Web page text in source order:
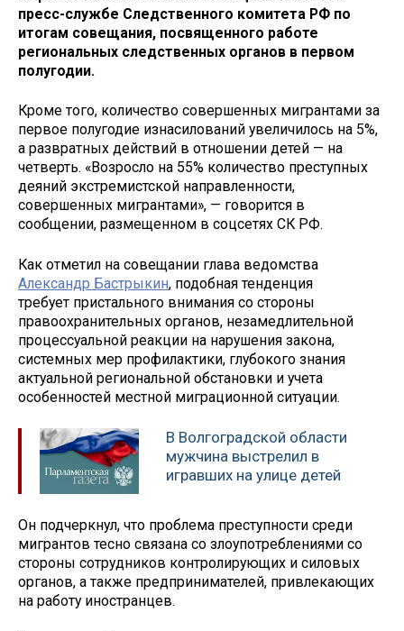
пресс-службе Следственного комитета РФ по
итогам совещания, посвященного работе
региональных следственных органов в первом
полугодии.
Кроме того, количество совершенных мигрантами за
первое полугодие изнасилований увеличилось на 5%,
а развратных действий в отношении детей — на
четверть. «Возросло на 55% количество преступных
деяний экстремистской направленности,
совершенных мигрантами», — говорится в
сообщении, размещенном в соцсетях СК РФ.
Как отметил на совещании глава ведомства
Александр Бастрыкин, подобная тенденция
требует пристального внимания со стороны
правоохранительных органов, незамедлительной
процессуальной реакции на нарушения закона,
системных мер профилактики, глубокого знания
актуальной региональной обстановки и учета
особенностей местной миграционной ситуации.
В Волгоградской области
мужчина выстрелил в
игравших на улице детей
Он подчеркнул, что проблема преступности среди
мигрантов тесно связана со злоупотреблениями со
стороны сотрудников контролирующих и силовых
органов, а также предпринимателей, привлекающих
на работу иностранцев.